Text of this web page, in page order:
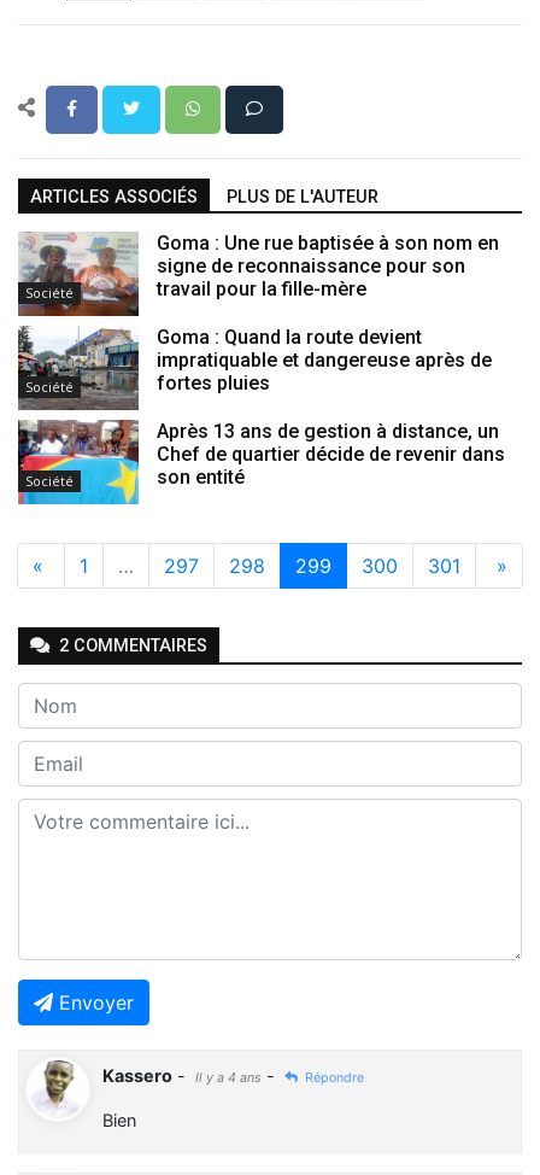
ARTICLES ASSOCIÉS PLUS DE L'AUTEUR
Société
Goma : Une rue baptisée à son nom en
signe de reconnaissance pour son
travail pour la fille-mère
Société
Goma : Quand la route devient
impratiquable et dangereuse après de
fortes pluies
Société
Après 13 ans de gestion à distance, un
Chef de quartier décide de revenir dans
son entité
« 1 … 297 298 299 300 301 »
2 COMMENTAIRES
Envoyer
Kassero - Il y a 4 ans - Répondre
Bien